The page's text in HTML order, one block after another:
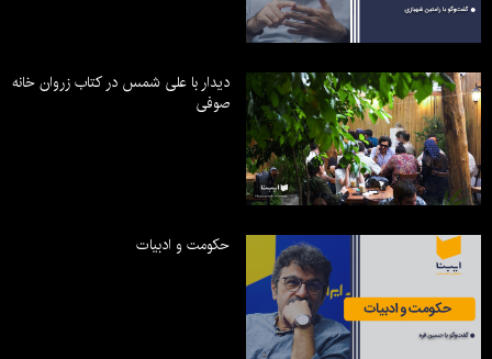
دیدار با علی شمس در کتاب زروان خانه
صوفی
حکومت و ادبیات